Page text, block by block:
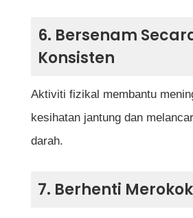
6. Bersenam
Konsisten
Aktiviti fizikal membantu
kesihatan jantung dan
darah.
7. Berhenti Merokok